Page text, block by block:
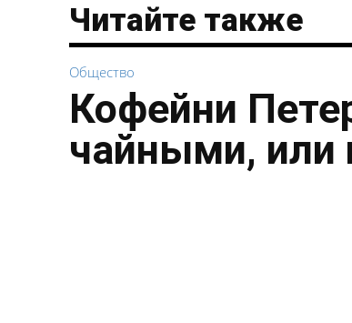
Читайте также
Общество
Кофейни
чайными, или